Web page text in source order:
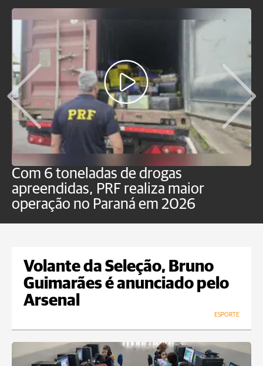
Com 6 toneladas de drogas
apreendidas, PRF realiza maior
operação no Paraná em 2026
Volante da Seleção, Bruno
Guimarães é anunciado pelo
Arsenal
ESPORTE